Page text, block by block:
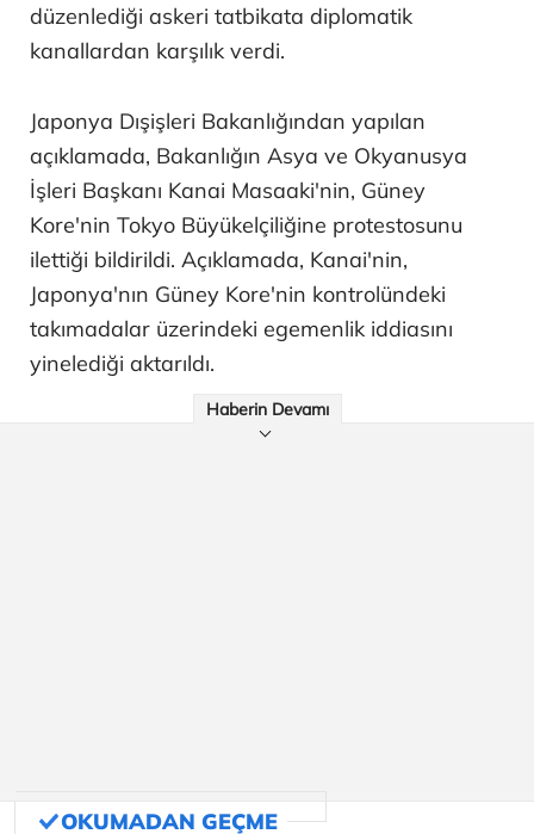
düzenlediği askeri tatbikata diplomatik
kanallardan karşılık verdi.
Japonya Dışişleri Bakanlığından yapılan
açıklamada, Bakanlığın Asya ve Okyanusya
İşleri Başkanı Kanai Masaaki'nin, Güney
Kore'nin Tokyo Büyükelçiliğine protestosunu
ilettiği bildirildi. Açıklamada, Kanai'nin,
Japonya'nın Güney Kore'nin kontrolündeki
takımadalar üzerindeki egemenlik iddiasını
yinelediği aktarıldı.
Haberin Devamı